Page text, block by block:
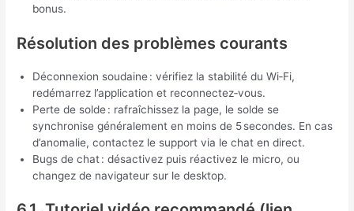
bonus.
Résolution des problèmes courants
Déconnexion soudaine : vérifiez la stabilité du Wi‑Fi,
redémarrez l’application et reconnectez‑vous.
Perte de solde : rafraîchissez la page, le solde se
synchronise généralement en moins de 5 secondes. En cas
d’anomalie, contactez le support via le chat en direct.
Bugs de chat : désactivez puis réactivez le micro, ou
changez de navigateur sur le desktop.